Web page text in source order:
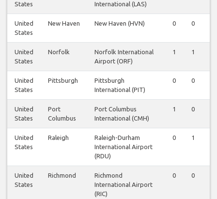
States
International (LAS)
United
States
New Haven New Haven (HVN) 0 0
United
States
Norfolk
Norfolk International
Airport (ORF)
1 1
United
States
Pittsburgh
Pittsburgh
International (PIT)
0 0
United
States
Port
Columbus
Port Columbus
International (CMH)
1 0
United
States
Raleigh
Raleigh-Durham
International Airport
(RDU)
0 1
United
States
Richmond
Richmond
International Airport
(RIC)
0 0